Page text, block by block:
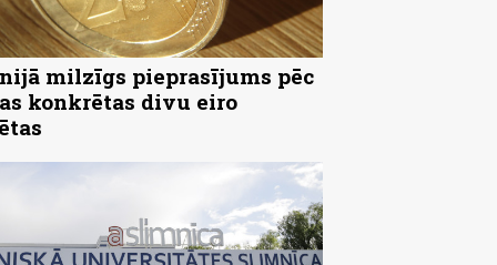
milzīgs pieprasījums pēc
konkrētas divu eiro